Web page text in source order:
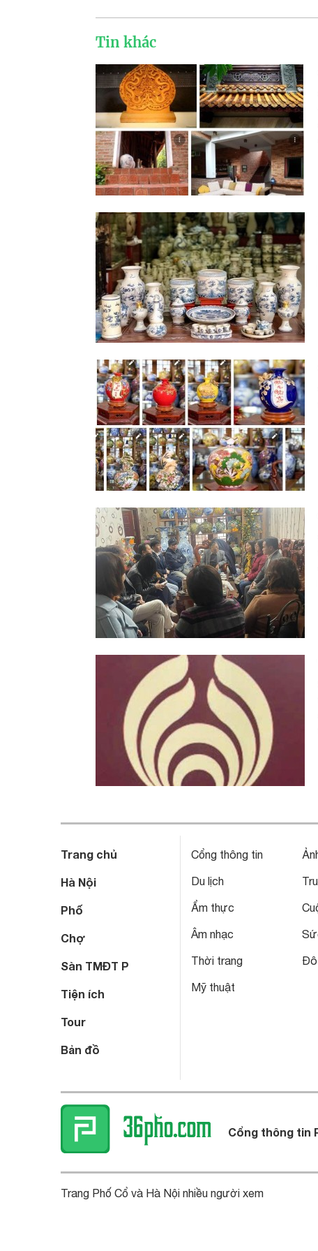
Tin khác
Trang chủ
Hà Nội
Phố
Chợ
Sàn TMĐT P
Tiện ích
Tour
Bản đồ
Cổng thông tin
Du lịch
Ẩm thực
Âm nhạc
Thời trang
Mỹ thuật
Đô
Cổng thông tin
Trang Phố Cổ và Hà Nội nhiều người xem